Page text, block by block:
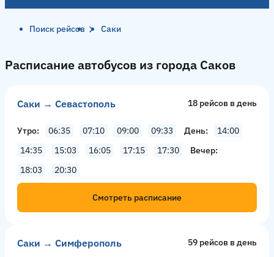
Поиск рейсов Саки
Расписание автобусов из города Саков
Саки → Севастополь 18 рейсов в день
Утро 06:35 07:10 09:00 09:33 День
14:00
14:35
15:03 16:05 17:15 17:30
Вечер
18:03
20:30
Смотреть расписание
Саки → Симферополь 59 рейсов в день